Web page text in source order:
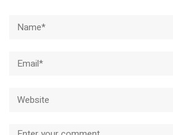
Comment